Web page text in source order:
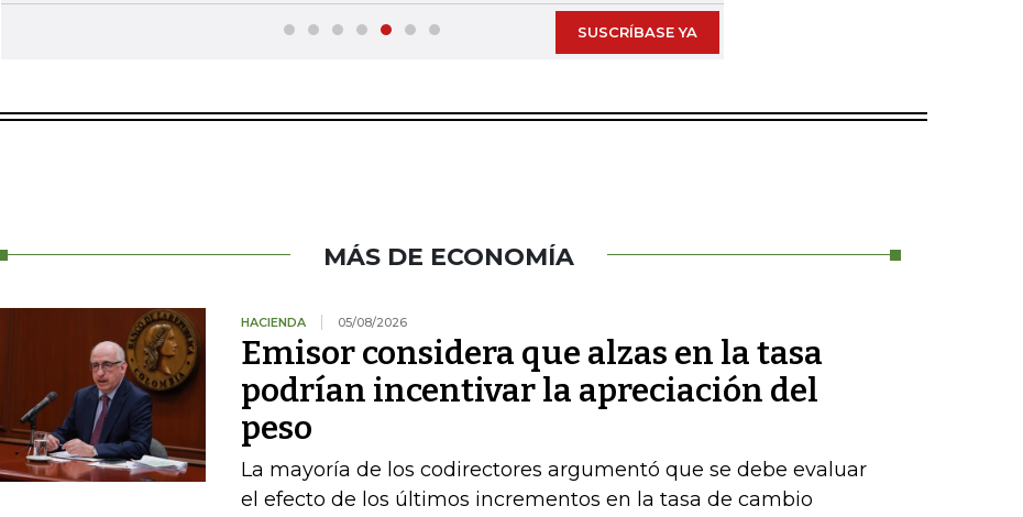
SUSCRÍBASE YA
MÁS DE ECONOMÍA
HACIENDA 05/08/2026
Emisor considera que alzas en la tasa
podrían incentivar la apreciación del
peso
La mayoría de los codirectores argumentó que se debe evaluar
el efecto de los últimos incrementos en la tasa de cambio